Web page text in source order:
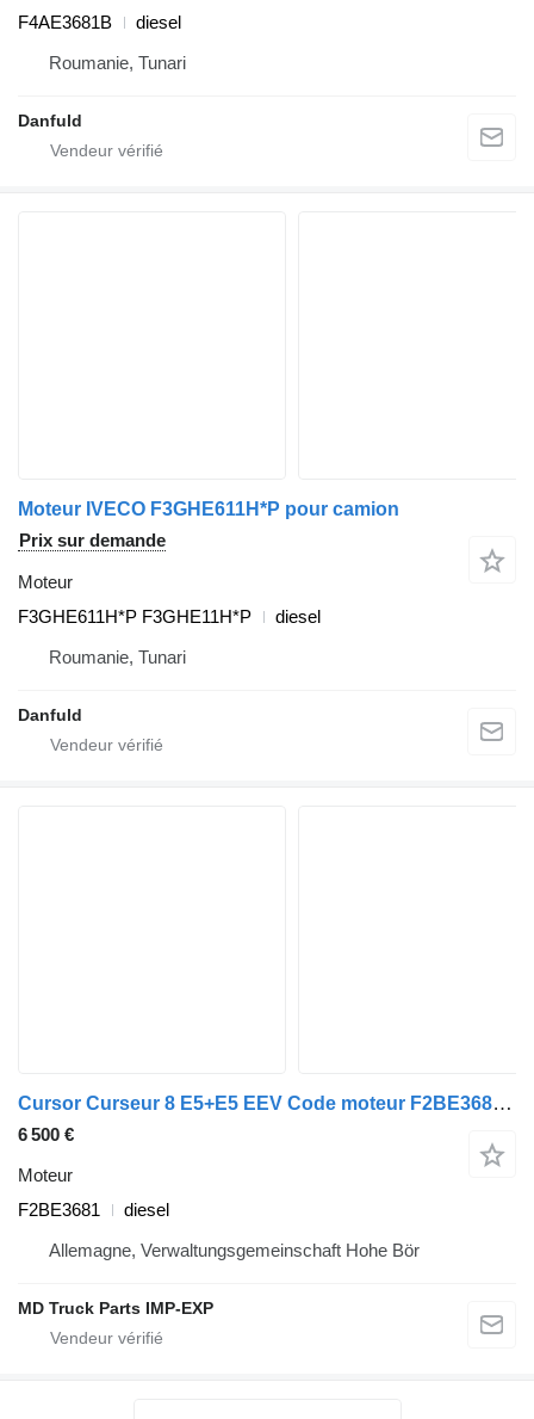
F4AE3681B
diesel
Roumanie, Tunari
Danfuld
Moteur IVECO F3GHE611H*P pour camion
Prix sur demande
Moteur
F3GHE611H*P F3GHE11H*P
diesel
Roumanie, Tunari
Danfuld
Cursor Curseur 8 E5+E5 EEV Code moteur F2BE3681 pour camion IVECO AD
6 500 €
Moteur
F2BE3681
diesel
Allemagne, Verwaltungsgemeinschaft Hohe Bör
MD Truck Parts IMP-EXP